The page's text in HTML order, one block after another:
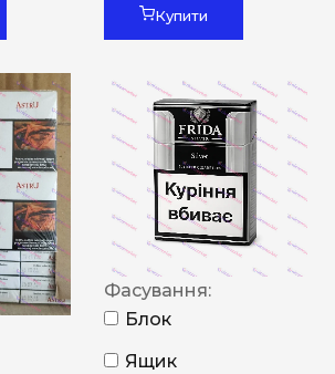
Купити
Фасування:
Блок
Ящик